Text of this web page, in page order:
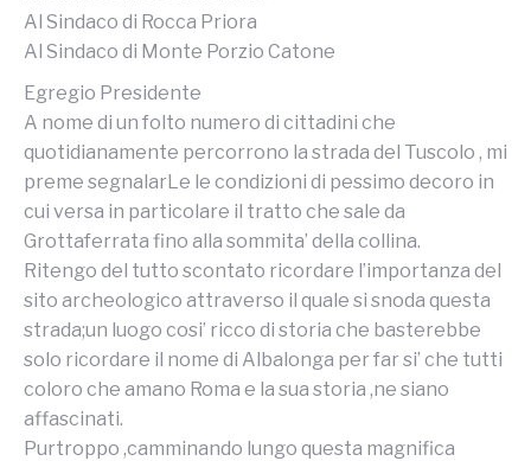
Al Sindaco di Rocca Priora
Al Sindaco di Monte Porzio Catone
Egregio Presidente
A nome di un folto numero di cittadini che
quotidianamente percorrono la strada del Tuscolo , mi
preme segnalarLe le condizioni di pessimo decoro in
cui versa in particolare il tratto che sale da
Grottaferrata fino alla sommita’ della collina.
Ritengo del tutto scontato ricordare l’importanza del
sito archeologico attraverso il quale si snoda questa
strada;un luogo cosi’ ricco di storia che basterebbe
solo ricordare il nome di Albalonga per far si’ che tutti
coloro che amano Roma e la sua storia ,ne siano
affascinati.
Purtroppo ,camminando lungo questa magnifica